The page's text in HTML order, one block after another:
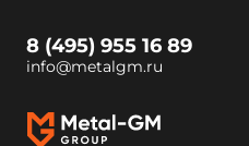
8 (495) 955 16 89
info@metalgm.ru